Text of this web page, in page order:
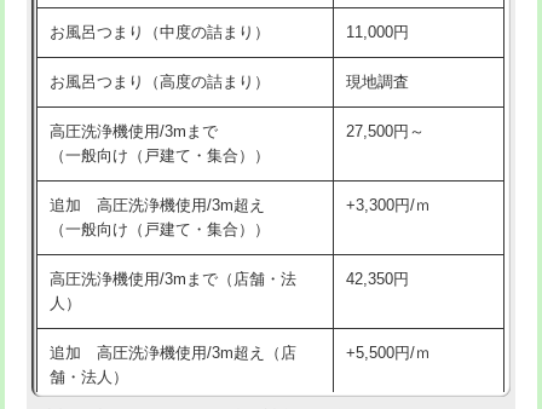
式）)
交換・取付(混合水栓（壁付・デッキ
式・ワンホール）)
16,500円+材料費
交換・取付(排水栓・排水トラップ
（P/S/ポップアップ））
22,000円+材料費
交換・取付（その他部品） 11,000円+材料費
持込商品取付（単水栓） 13,200円
持込商品取付（混合水栓）
持込商品取付（浄水器・分岐水栓） 16,500円
お風呂つまり（中度の詰まり） 11,000円
お風呂つまり（高度の詰まり） 現地調査
高圧洗浄機使用/3mまで
（一般向け（戸建て・集合））
27,500円～
追加 高圧洗浄機使用/3m超え
（一般向け（戸建て・集合））
+3,300円/ｍ
高圧洗浄機使用/3mまで（店舗・法
人）
42,350円
追加 高圧洗浄機使用/3m超え（店
舗・法人）
+5,500円/ｍ